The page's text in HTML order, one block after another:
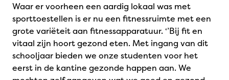
Waar er voorheen een aardig lokaal was met
sporttoestellen is er nu een fitnessruimte met een
grote variëteit aan fitnessapparatuur. ‘’Bij fit en
vitaal zijn hoort gezond eten. Met ingang van dit
schooljaar bieden we onze studenten voor het
eerst in de kantine gezonde happen aan. We